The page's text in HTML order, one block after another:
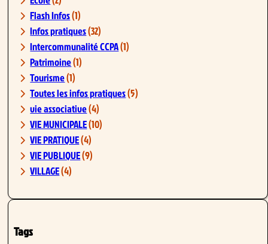
Flash Infos(1)
Infos pratiques(32)
Intercommunalité CCPA(1)
Patrimoine(1)
Tourisme(1)
Toutes les infos pratiques(5)
vie associative(4)
VIE MUNICIPALE(10)
VIE PRATIQUE(4)
VIE PUBLIQUE(9)
VILLAGE(4)
Tags